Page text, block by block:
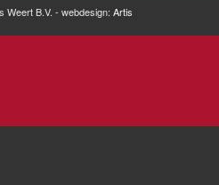
B.V. - webdesign: Artis